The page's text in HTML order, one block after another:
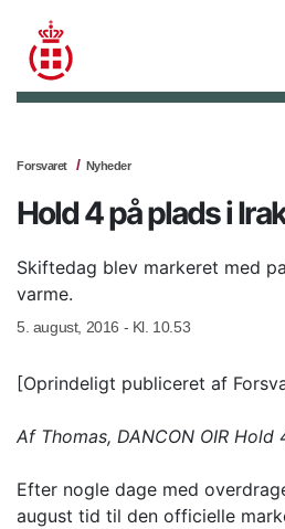
Forsvaret Nyheder
Hold 4 på plads i Irak
Skiftedag blev markeret med
varme.
5. august, 2016 - Kl. 10.53
[Oprindeligt publiceret af
Af Thomas, DANCON OIR Hold
Efter nogle dage med
august tid til den officielle